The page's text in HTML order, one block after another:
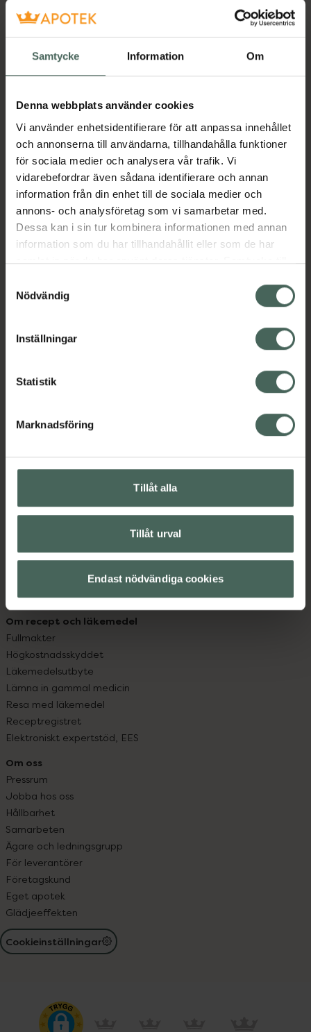
Samtycke Information Om
Denna webbplats använder cookies
Vi använder enhetsidentifierare för att anpassa innehållet
och annonserna till användarna, tillhandahålla funktioner
för sociala medier och analysera vår trafik. Vi
vidarebefordrar även sådana identifierare och annan
information från din enhet till de sociala medier och
annons- och analysföretag som vi samarbetar med.
Dessa kan i sin tur kombinera informationen med annan
information som du har tillhandahållit eller som de har
samlat in när du har använt deras tjänster. Samtycke till
återkalla ditt samtycke via webbplatsens
cookieinställningar. Ett återkallat samtycke påverkar inte
lagligheten av behandling som skett innan återkallelsen.
Nödvändig
Inställningar
Statistik
Marknadsföring
Tillåt alla
Tillåt urval
Endast nödvändiga cookies
Högkostnadsskyddet gäller inte
2699 kr
I apotek:2699 kr
Köp via ditt recept
Aktuella erbjudanden
Beskrivning Dölj
EAN:05712923026405
Kronans Apotek finns här för dig. Du hittar oss från Skåne i
datorn. Oavsett vem du är så är det vårt uppdrag att
hjälpa just dig att må lite bättre. Välkommen att prata
Handla tryggt
Leverans, betalning och retur
Sajtens tillgänglighet
Köpvillkor
Om recept och läkemedel
Fullmakter
Högkostnadsskyddet
Läkemedelsutbyte
Lämna in gammal medicin
Resa med läkemedel
Receptregistret
Elektroniskt expertstöd, EES
Om oss
Pressrum
Jobba hos oss
Hållbarhet
Samarbeten
Ägare och ledningsgrupp
För leverantörer
Företagskund
Eget apotek
Glädjeeffekten
Cookieinställningar